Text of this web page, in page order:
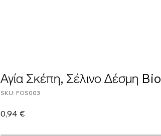
Αγία Σκέπη, Σέλινο Δέσμη Bio
SKU: FOS003
0,94 €Τιμή